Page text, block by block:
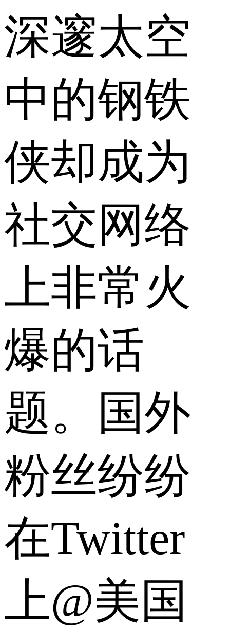
深邃太空
中的钢铁
侠却成为
社交网络
上非常火
爆的话
题。国外
粉丝纷纷
在Twitter
上@美国